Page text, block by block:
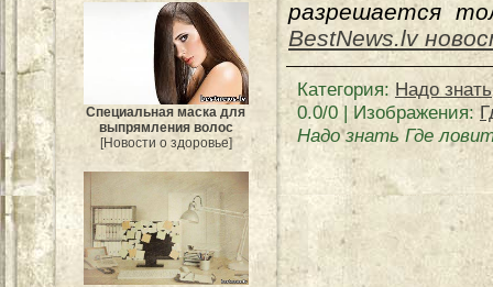
Специальная маска для
выпрямления волос
[Новости о здоровье]
разрешается
BestNews.lv
Категория: Надо знать
0.0/0 | Изображения:
Надо знать Где